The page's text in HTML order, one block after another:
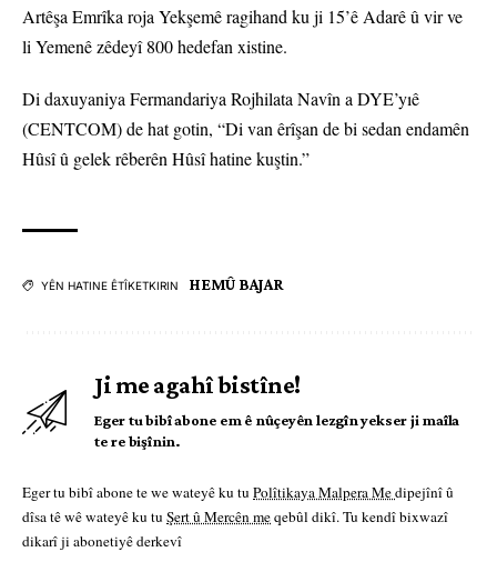
Artêşa Emrîka roja Yekşemê ragihand ku ji 15’ê Adarê û vir ve
li Yemenê zêdeyî 800 hedefan xistine.
Di daxuyaniya Fermandariya Rojhilata Navîn a DYE’yıê
(CENTCOM) de hat gotin, “Di van êrîşan de bi sedan endamên
Hûsî û gelek rêberên Hûsî hatine kuştin.”
YÊN HATINE ÊTÎKETKIRIN HEMÛ BAJAR
Ji me agahî bistîne!
Eger tu bibî abone em ê nûçeyên lezgîn yekser ji maîla
te re bişînin.
Eger tu bibî abone te we wateyê ku tu Polîtikaya Malpera Medipejînî û
dîsa tê wê wateyê ku tu Şert û Mercên meqebûl dikî. Tu kendî bixwazî
dikarî ji abonetiyê derkevî